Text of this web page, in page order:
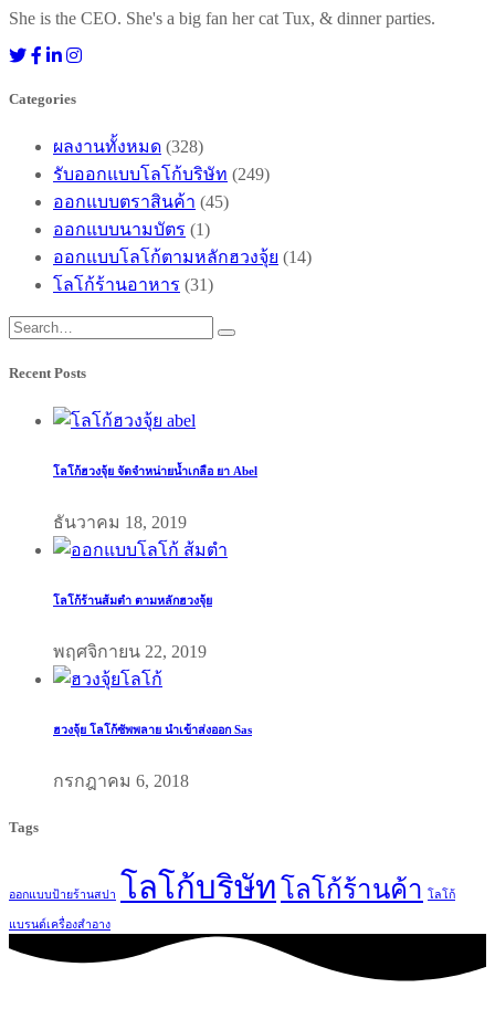
She is the CEO. She's a big fan her cat Tux, & dinner parties.
Categories
ผลงานทั้งหมด (328)
รับออกแบบโลโก้บริษัท (249)
ออกแบบตราสินค้า (45)
ออกแบบนามบัตร (1)
ออกแบบโลโก้ตามหลักฮวงจุ้ย (14)
โลโก้ร้านอาหาร (31)
Recent Posts
โลโก้ฮวงจุ้ย จัดจำหน่ายน้ำเกลือ ยา Abel
ธันวาคม 18, 2019
โลโก้ร้านส้มตำ ตามหลักฮวงจุ้ย
พฤศจิกายน 22, 2019
ฮวงจุ้ย โลโก้ซัพพลาย นำเข้าส่งออก Sas
กรกฎาคม 6, 2018
Tags
ออกแบบป้ายร้านสปา โลโก้บริษัทโลโก้ร้านค้า โลโก้
แบรนด์เครื่องสำอาง